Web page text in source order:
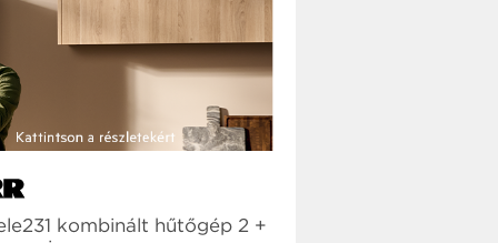
kombinált hűtőgép 2 +